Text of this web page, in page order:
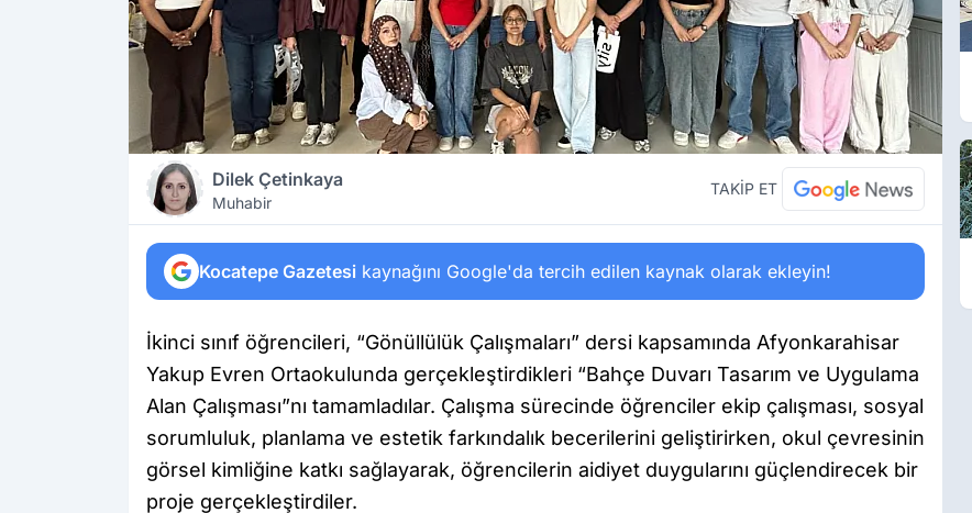
Dilek Çetinkaya
Muhabir
TAKİP ET
Kocatepe Gazetesi kaynağını Google'da tercih edilen kaynak olarak ekleyin!
İkinci sınıf öğrencileri, “Gönüllülük Çalışmaları” dersi kapsamında Afyonkarahisar
Yakup Evren Ortaokulunda gerçekleştirdikleri “Bahçe Duvarı Tasarım ve Uygulama
Alan Çalışması”nı tamamladılar. Çalışma sürecinde öğrenciler ekip çalışması, sosyal
sorumluluk, planlama ve estetik farkındalık becerilerini geliştirirken, okul çevresinin
görsel kimliğine katkı sağlayarak, öğrencilerin aidiyet duygularını güçlendirecek bir
proje gerçekleştirdiler.